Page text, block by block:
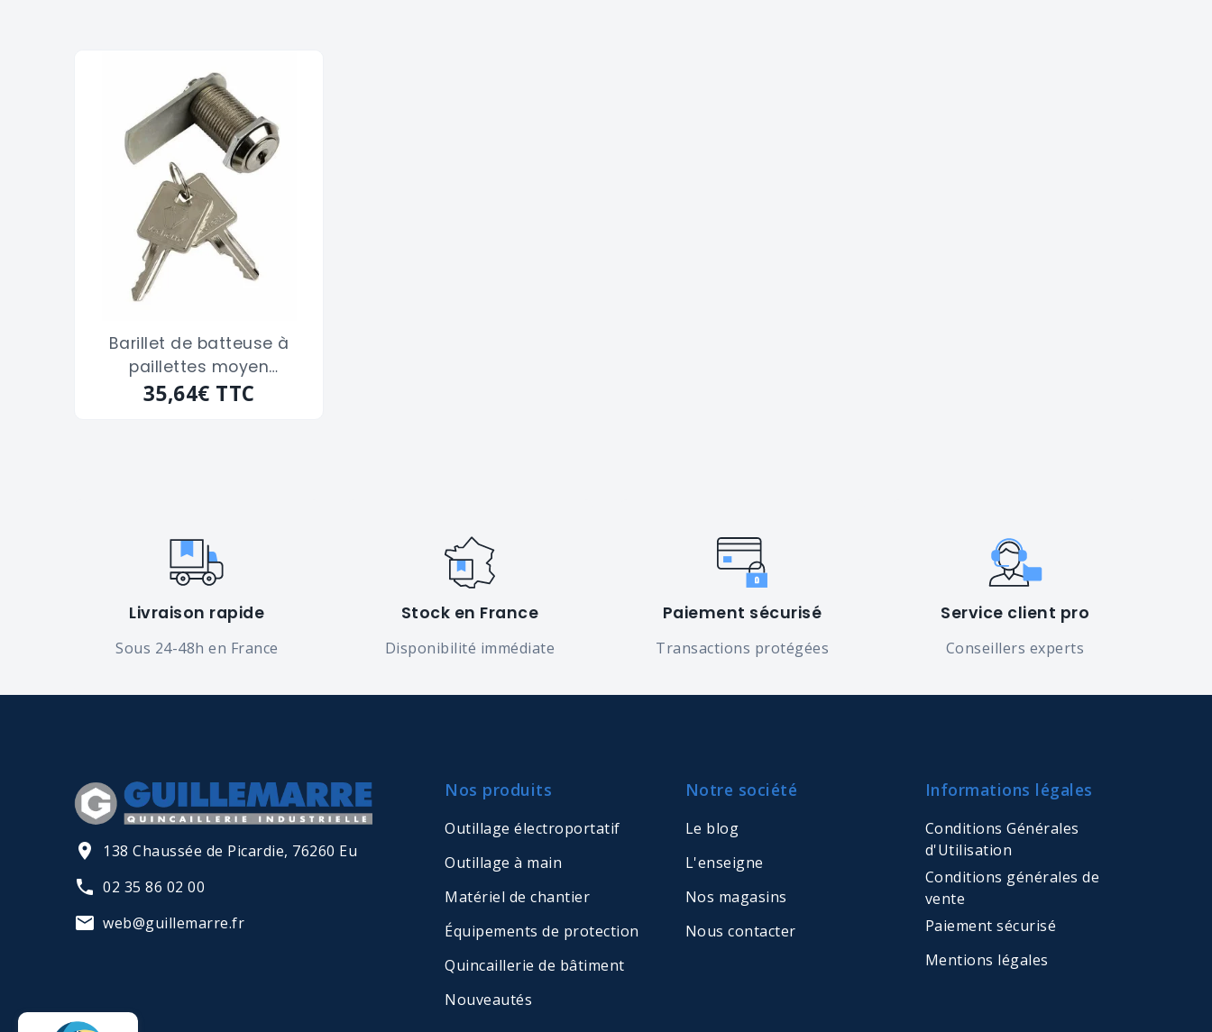
Barillet de batteuse à
paillettes moyen
chromées VACHETTE
35,64€ TTC
Livraison rapide
Sous 24-48h en France
Stock en France
Disponibilité immédiate
Paiement sécurisé
Transactions protégées
Service client pro
Conseillers experts
138 Chaussée de Picardie, 76260 Eu
02 35 86 02 00
web@guillemarre.fr
Nos produits
Outillage électroportatif
Outillage à main
Matériel de chantier
Équipements de protection
Quincaillerie de bâtiment
Nouveautés
Notre société
Le blog
L'enseigne
Nos magasins
Nous contacter
Informations légales
Conditions Générales
d'Utilisation
Conditions générales de
vente
Paiement sécurisé
Mentions légales